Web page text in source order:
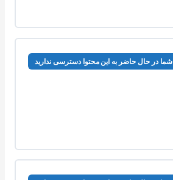
شما در حال حاضر به این محتوا دسترسی ندارید